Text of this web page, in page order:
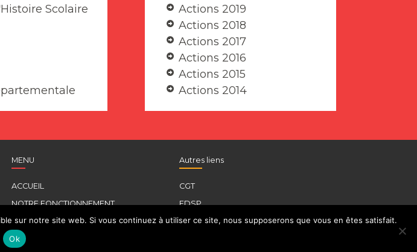
Scolaire
Actions 2019
Actions 2018
Actions 2017
Actions 2016
Actions 2015
Actions 2014
MENU
ACCUEIL
NOTRE FONCTIONNEMENT
COMMISSIONS
INSTANCES PARITAIRES
Autres liens
CGT
FDSP
UFICT
sur notre site web. Si vous continuez à utiliser ce site, nous supposerons que vous en êtes satisfait.
Ok